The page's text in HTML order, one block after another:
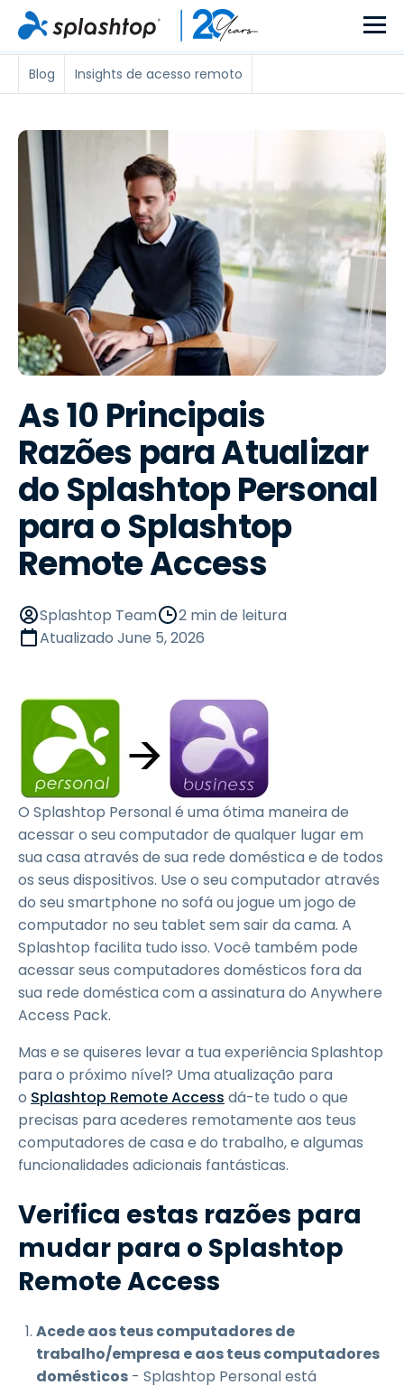
Blog Insights de acesso remoto
As 10 Principais
Razões para Atualizar
do Splashtop Personal
para o Splashtop
Remote Access
Splashtop Team
2 min de leitura
Atualizado June 5, 2026
O Splashtop Personal é uma ótima maneira de
acessar o seu computador de qualquer lugar em
sua casa através de sua rede doméstica e de todos
os seus dispositivos. Use o seu computador através
do seu smartphone no sofá ou jogue um jogo de
computador no seu tablet sem sair da cama. A
Splashtop facilita tudo isso. Você também pode
acessar seus computadores domésticos fora da
sua rede doméstica com a assinatura do Anywhere
Access Pack.
Mas e se quiseres levar a tua experiência Splashtop
para o próximo nível? Uma atualização para
o Splashtop Remote Access dá-te tudo o que
precisas para acederes remotamente aos teus
computadores de casa e do trabalho, e algumas
funcionalidades adicionais fantásticas.
Verifica estas razões para
mudar para o Splashtop
Remote Access
Acede aos teus computadores de
trabalho/empresa e aos teus computadores
domésticos - Splashtop Personal está